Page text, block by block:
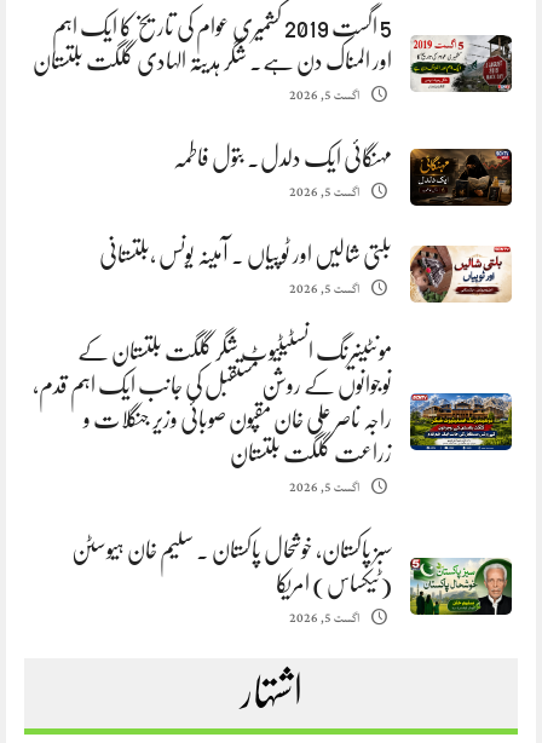
5 اگست 2019 کشمیری عوام کی تاریخ کا ایک اہم
اور المناک دن ہے. شگر ہدیتہ الہادی گلگت بلتستان
اگست 5, 2026
مہنگائی ایک دلدل. بتول فاطمہ
اگست 5, 2026
بلتی شالیں اور ٹوپیاں . آمینہ یونس ،بلتستانی
اگست 5, 2026
مونٹینیرنگ انسٹیٹیوٹ شگر گلگت بلتستان کے
نوجوانوں کے روشن مستقبل کی جانب ایک اہم قدم،
راجہ ناصر علی خان مقپون صوبائی وزیر جنگلات و
زراعت گلگت بلتستان
اگست 5, 2026
سبز پاکستان، خوشحال پاکستان . سلیم خان ہیوسٹن
(ٹیکساس) امریکا
اگست 5, 2026
اشتہار